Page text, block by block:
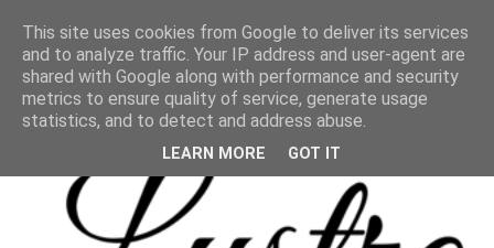
This site uses cookies from Google to deliver its services
and to analyze traffic. Your IP address and user-agent are
shared with Google along with performance and security
metrics to ensure quality of service, generate usage
statistics, and to detect and address abuse.
LEARN MORE GOT IT